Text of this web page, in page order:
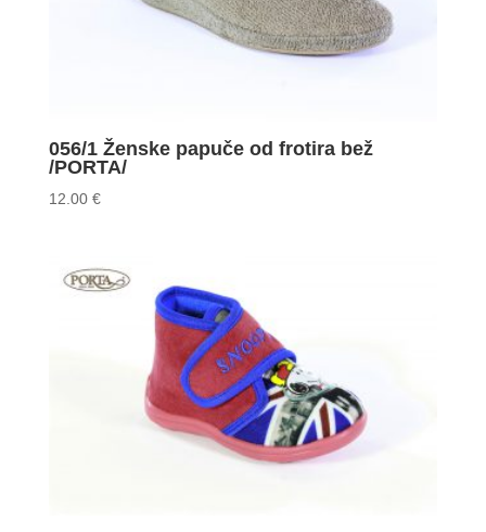
056/1 Ženske papuče od frotira bež
/PORTA/
12.00 €